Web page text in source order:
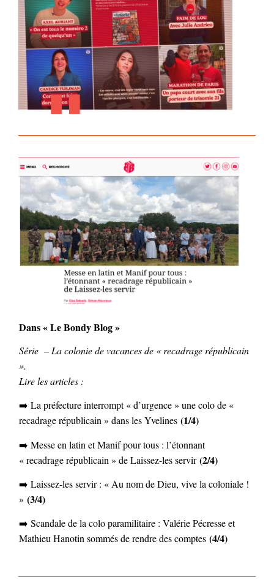
Dans « Le Bondy Blog »
Série – La colonie de vacances de « recadrage républicain
».
Lire les articles :
➡️ La préfecture interrompt « d’urgence » une colo de «
recadrage républicain » dans les Yvelines (1/4)
➡️ Messe en latin et Manif pour tous : l’étonnant
« recadrage républicain » de Laissez-les servir(2/4)
➡️ Laissez-les servir : « Au nom de Dieu, vive la coloniale !
» (3/4)
➡️ Scandale de la colo paramilitaire : Valérie Pécresse et
Mathieu Hanotin sommés de rendre des comptes (4/4)